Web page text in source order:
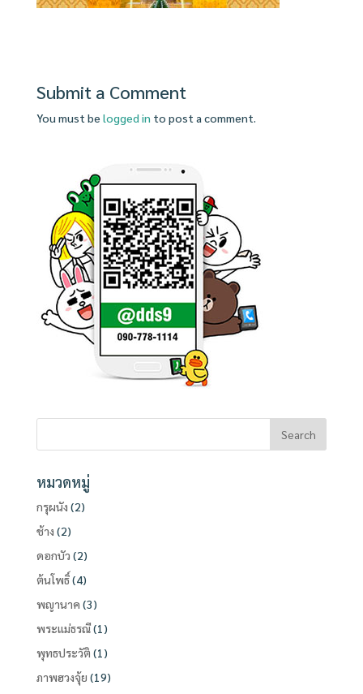
Submit a Comment
You must be logged in to post a comment.
หมวดหมู่
กรุผนัง (2)
ช้าง (2)
ดอกบัว (2)
ต้นโพธิ์(4)
พญานาค (3)
พระแม่ธรณี(1)
พุทธประวัติ (1)
ภาพฮวงจุ้ย (19)